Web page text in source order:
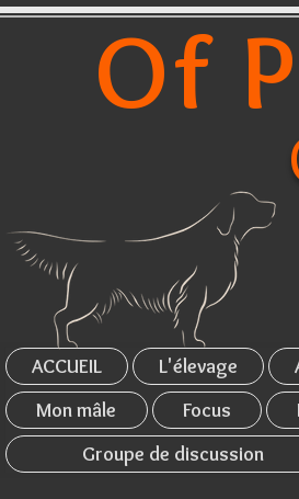
Of
ACCUEIL L'élevage
Mon mâle
Focus
Groupe de discussion